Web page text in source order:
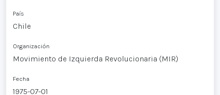
País
Chile
Organización
Movimiento de Izquierda Revolucionaria (MIR)
Fecha
1975-07-01